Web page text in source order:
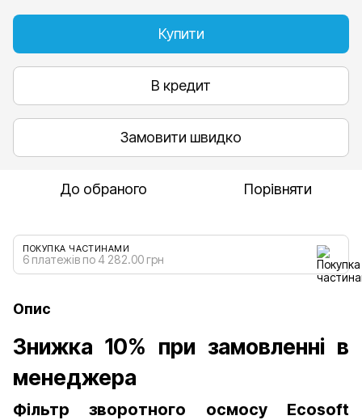
Купити
В кредит
Замовити швидко
До обраного Порівняти
ПОКУПКА ЧАСТИНАМИ
6 платежів по 4 282.00 грн
Опис
Знижка 10% при замовленні в
менеджера
Фільтр зворотного осмосу Ecosoft